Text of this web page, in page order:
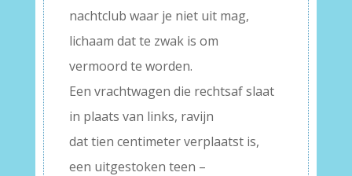
nachtclub waar je niet uit mag,
lichaam dat te zwak is om
vermoord te worden.
Een vrachtwagen die rechtsaf slaat
in plaats van links, ravijn
dat tien centimeter verplaatst is,
een uitgestoken teen –